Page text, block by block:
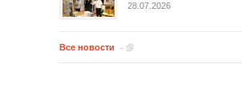
28.07.2026
Все новости